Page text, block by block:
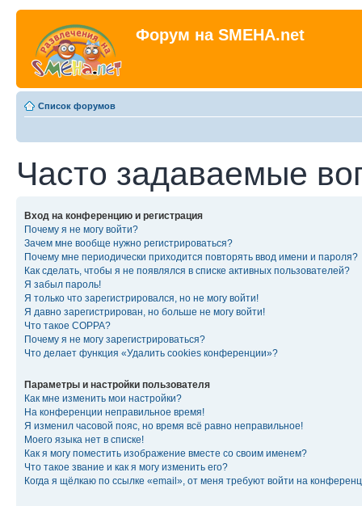
Форум на SMEHA.net
Список форумов
Часто задаваемые
Вход на конференцию и регистрация
Почему я не могу войти?
Зачем мне вообще нужно регистрироваться?
Почему мне периодически приходится повторять ввод имени и пароля?
Как сделать, чтобы я не появлялся в списке активных пользователей?
Я забыл пароль!
Я только что зарегистрировался, но не могу войти!
Я давно зарегистрирован, но больше не могу войти!
Что такое COPPA?
Почему я не могу зарегистрироваться?
Что делает функция «Удалить cookies конференции»?
Параметры и настройки пользователя
Как мне изменить мои настройки?
На конференции неправильное время!
Я изменил часовой пояс, но время всё равно неправильное!
Моего языка нет в списке!
Как я могу поместить изображение вместе со своим именем?
Что такое звание и как я могу изменить его?
Когда я щёлкаю по ссылке «email», от меня требуют войти на